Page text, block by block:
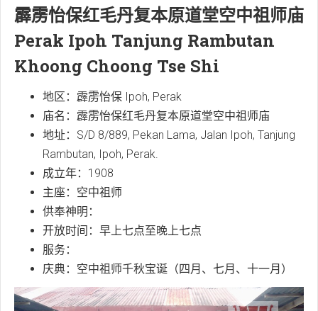
霹雳怡保红毛丹复本原道堂空中祖师庙
Perak Ipoh Tanjung Rambutan
Khoong Choong Tse Shi
地区：霹雳怡保 Ipoh, Perak
庙名：霹雳怡保红毛丹复本原道堂空中祖师庙
地址：S/D 8/889, Pekan Lama, Jalan Ipoh, Tanjung
Rambutan, Ipoh, Perak.
成立年：1908
主座：空中祖师
供奉神明：
开放时间：早上七点至晚上七点
服务：
庆典：空中祖师千秋宝诞（四月、七月、十一月）